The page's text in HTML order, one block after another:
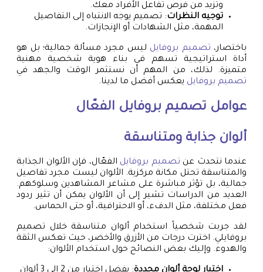
وتزيد من فرص تفاعل الأفراد معك.
توجيه النظرات: تصميم يوجه الانتباه إلى التفاصيل
المهمة، مثل الشهادات أو الإنجازات.
باختصار، تصميم بروفايل ليس مجرد مسألة جمالية؛ بل هو
أداة استراتيجية تسهم في بناء هوية شخصية مهنية
متميزة. لذلك، من المهم أن نستثمر الوقت والجهد في
تصميم بروفايل يعكس أفضل ما لدينا.
عوامل تصميم بروفايل الفعّال
ألوان جذابة ومتناسقة
عندما نتحدث عن تصميم بروفايل الفعّال، فإن الألوان الجذابة
والمتناسقة تحتل مكانة مركزية. الألوان ليست مجرد تفاصيل
جمالية، بل تؤثر مباشرة على مشاعر المشاهدين وسلوكهم.
العديد من الدراسات تشير إلى أن الألوان يمكن أن تثير ردود
فعل مختلفة، مثل الدفء، أو الاحترافية، أو حتى الحماس.
لقد جربت شخصياً استخدام ألوان متناسقة خلال تصميم
بروفايلي. اخترت درجات من الأزرق والأخضر، حيث تعكس الثقة
والهدوء. وإليك بعض النصائح حول استخدام الألوان:
اختيار لوحة ألوان محددة : يفضل اختيار من 2 إلى 3 ألوان